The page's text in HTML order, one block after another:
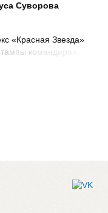
Суворова
«Красная Звезда»
командира».